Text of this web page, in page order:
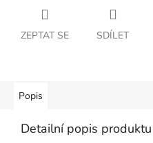
ZEPTAT SE SDÍLET
Popis
Detailní popis produktu